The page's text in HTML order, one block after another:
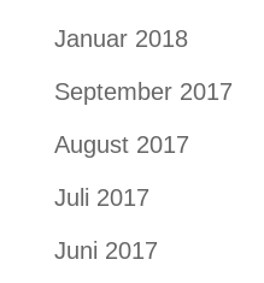
Januar 2018
September 2017
August 2017
Juli 2017
Juni 2017